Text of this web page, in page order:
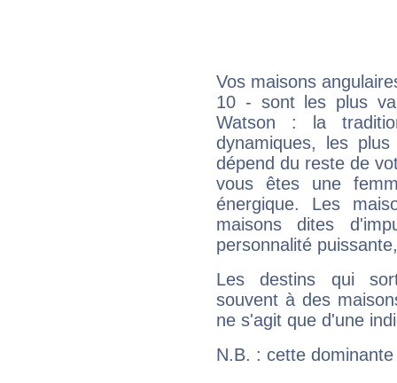
Vos maisons
10 - sont les plus
Watson : la
dynamiques, les
dépend du reste de
vous êtes une
énergique. Les
maisons dites
personnalité
Les destins qui
souvent à des
ne s'agit que d'une
N.B. : cette